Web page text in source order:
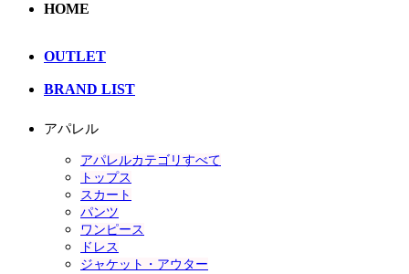
HOME
OUTLET
BRAND LIST
アパレル
アパレルカテゴリすべて
トップス
スカート
パンツ
ワンピース
ドレス
ジャケット・アウター